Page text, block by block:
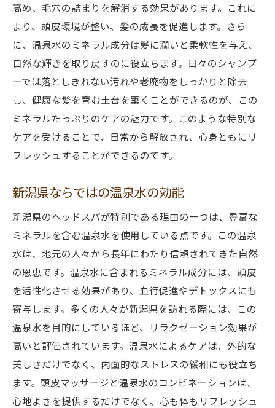
高め、毛穴の詰まりを解消する効果があります。これに
より、頭皮環境が整い、髪の成長を促進します。さら
に、温泉水のミネラル成分は髪に潤いと柔軟性を与え、
自然な輝きを取り戻すのに役立ちます。日々のシャンプ
ーでは落としきれない汚れや老廃物をしっかりと除去
し、健康な髪を育む土台を築くことができるのが、この
ミネラルたっぷりのケアの魅力です。このような特別な
ケアを受けることで、日常から解放され、心身ともにリ
フレッシュすることができるのです。
新潟県ならではの温泉水の効能
新潟県のヘッドスパが特別である理由の一つは、豊富な
ミネラルを含む温泉水を使用している点です。この温泉
水は、地元の人々から長年にわたり信頼されてきた自然
の恩恵です。温泉水に含まれるミネラル成分には、頭皮
を活性化させる効果があり、血行促進やデトックスにも
寄与します。多くの人々が新潟県を訪れる際には、この
温泉水を目的にしているほど、リラクゼーション効果が
高いと評価されています。温泉水によるケアは、外的な
美しさだけでなく、内面的なストレスの緩和にも役立ち
ます。頭皮マッサージと温泉水のコンビネーションは、
心地よさを提供するだけでなく、心も体もリフレッシュ